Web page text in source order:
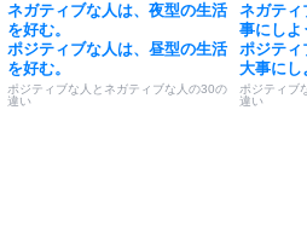
ネガティブな人は、夜型の生活
を好む。
ポジティブな人は、昼型の生活
を好む。
ポジティブな人とネガティブな人の30の
違い
ネガティ
事にしよ
ポジティ
大事にし
ポジティブ
違い